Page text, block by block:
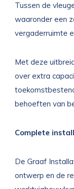
Tussen de
waaronder een
vergaderruimte
Met deze
over extra
behoeften van
Complete
De Graaf
ontwerp en de